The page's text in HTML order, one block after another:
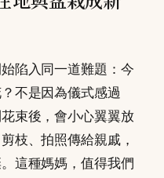
陷入同一道難題：今
不是因為儀式感過
束後，會小心翼翼放
枝、拍照傳給親戚，
這種媽媽，值得我們